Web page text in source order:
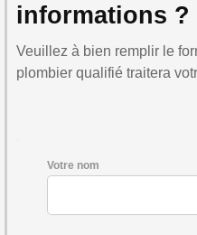
informations ?
Veuillez à bien remplir le
plombier qualifié traitera
Votre nom